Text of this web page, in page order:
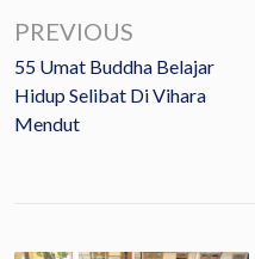
PREVIOUS
55 Umat Buddha Belajar
Hidup Selibat Di Vihara
Mendut